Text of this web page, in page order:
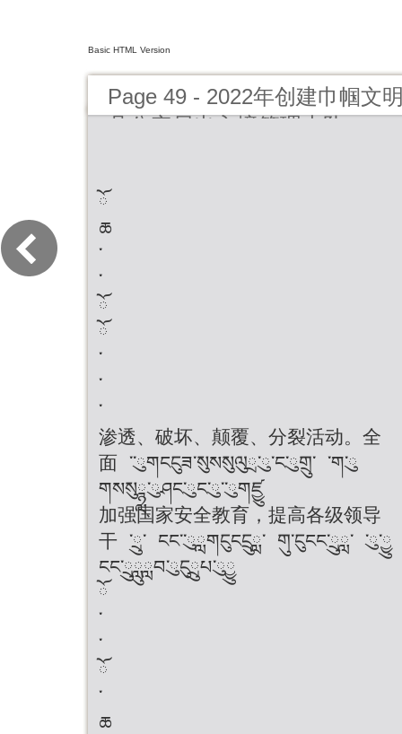
Basic HTML Version
Page 49 - 2022年创建巾帼文
县公安局出入境管理大队
ོ ཆ ་ ་ ོ ོ ་ ་ ་ 渗透、破坏、颠覆、分裂活动。全面 ་་ུགངངུཟ་སུསསུལུྲ་ུ་ང་ུགྲུ་ ་ག་ུགསསུྙླ་ུཤང་ུང་ུ་་ུགཛྱུ 加强国家安全教育，提高各级领导干 ་ྲུ་ ངང་་ུླགངུངངྲུླ་ གུ་ངུངང་ྲུླ་ ་ུ་ྱུངང་ྲུླུླབ་ུངུྲུཔ་ུྱུ ོ ་ ་ ོ ་ ཆ ་ ་ ་ ་ ོ ཆ ་ 部统筹发展和安全能力，增强全民国 རྲུབངུ་ུསསུངངྲུ་ང་་ གྱུ་ླུླ་ུག་ང་ུངུ་ླུང་་ུཏང་ོུ་ྲ་ུ ོ ཆ ཆ ོ 家安全意识和素养，筑牢国家安全人 ས་ུཤང་ུླགླུྙ་ ་་ུལུ་ངུངུགངུཁ་ུྱ་ུྲ་ུལགུགཕྱུག་ུ་ྲུླ་ུ ཆ ཆ ་ ོ ོ 民防线。 ག་ང་ུངབངུག་ུགྱ་ུགང་ུྲ་ུལགུས་ུལུྱུཆུངང་ྲུླུ་ྲུ་ ་་ྲ་ུ ཆ ཆ ོ ོ ་ ་ ཆ ་ ོྲ་ུངུགྱུ་ླུླ་ུག་ང་ུགྩུགཆ་ུ་ྲུྲྲུ་་ུ་མུཆུླངྲུྙ་ གྱུ་ླུ ོ ཆ ་ ོ ོ ཆ ་ ་ ་ ་ ླ་ུག་ང་ུངུ་ུ་་ྲ་ུགངངུསྲུགསྲུ་ང་ུླརསུལུླཟུ་ང་་ ོ (ངཕ་་) པུལགུླ་ུག་ང་ུླབ་ུསྲུྲ་ུལགུཆུ་་ུ་མུཆུངང་ྲུ ་ ོ ཆ ཆ ་ ་ ོ （三）提高公共安全治理水平。 ་ ་ ་ ་ ་ ་ ཆ ས ་ང་་ ླ་ུག་ང་ུ་ྲུ་ྲུལུ་ྲུལསུགངངུངྱུླ་ུགསསུལུུསུགིྲ་ུ ་ 坚持安全第一、预防为主，建立大安 ཆ ཆ ་ ་ ་ ཆ ོ ྲ་ུངཆ་ ླ་ུག་ང་ུྱསུལུ་ྲུག་ྱུླབསུྱསུལགུབ་ུངཞུགཛང་ུ་ང་ུ ་ ོ 全大应急框架，完善公共安全体系， ོ ོ གྲུ་ པུལགུླ་ུག་ང་ུ་ུྱངུགཆ་ུ་ྲུྩུངང་ྲུླུ་ྲུ་ པུལགུླ་ུ ཆ ོ ོ ཆ ོ 推动公共安全治理模式向事前预防转 ཆ ཆ ་ ་ ་ ག་ང་ུླབ་ུསྲུྲ་ུྙྲ་ུ་ུ་སུ་ངུ་ུབྲུངྲུྱུལསུགངངུྲ་ུལ་ུ་་ུ ་ ཆ ་ ་ 型。推进安全生产风险专项整治，加 ཆ ཆ ་ ་ ོ ལ་ུསྱུག་་ུངངྲུ་ང་་ ླ་ུག་ང་ུམསུས་ུངུཉསུ་གུྱ་ུ་སུླབ་ུ ཆ ་ ོ ཆ